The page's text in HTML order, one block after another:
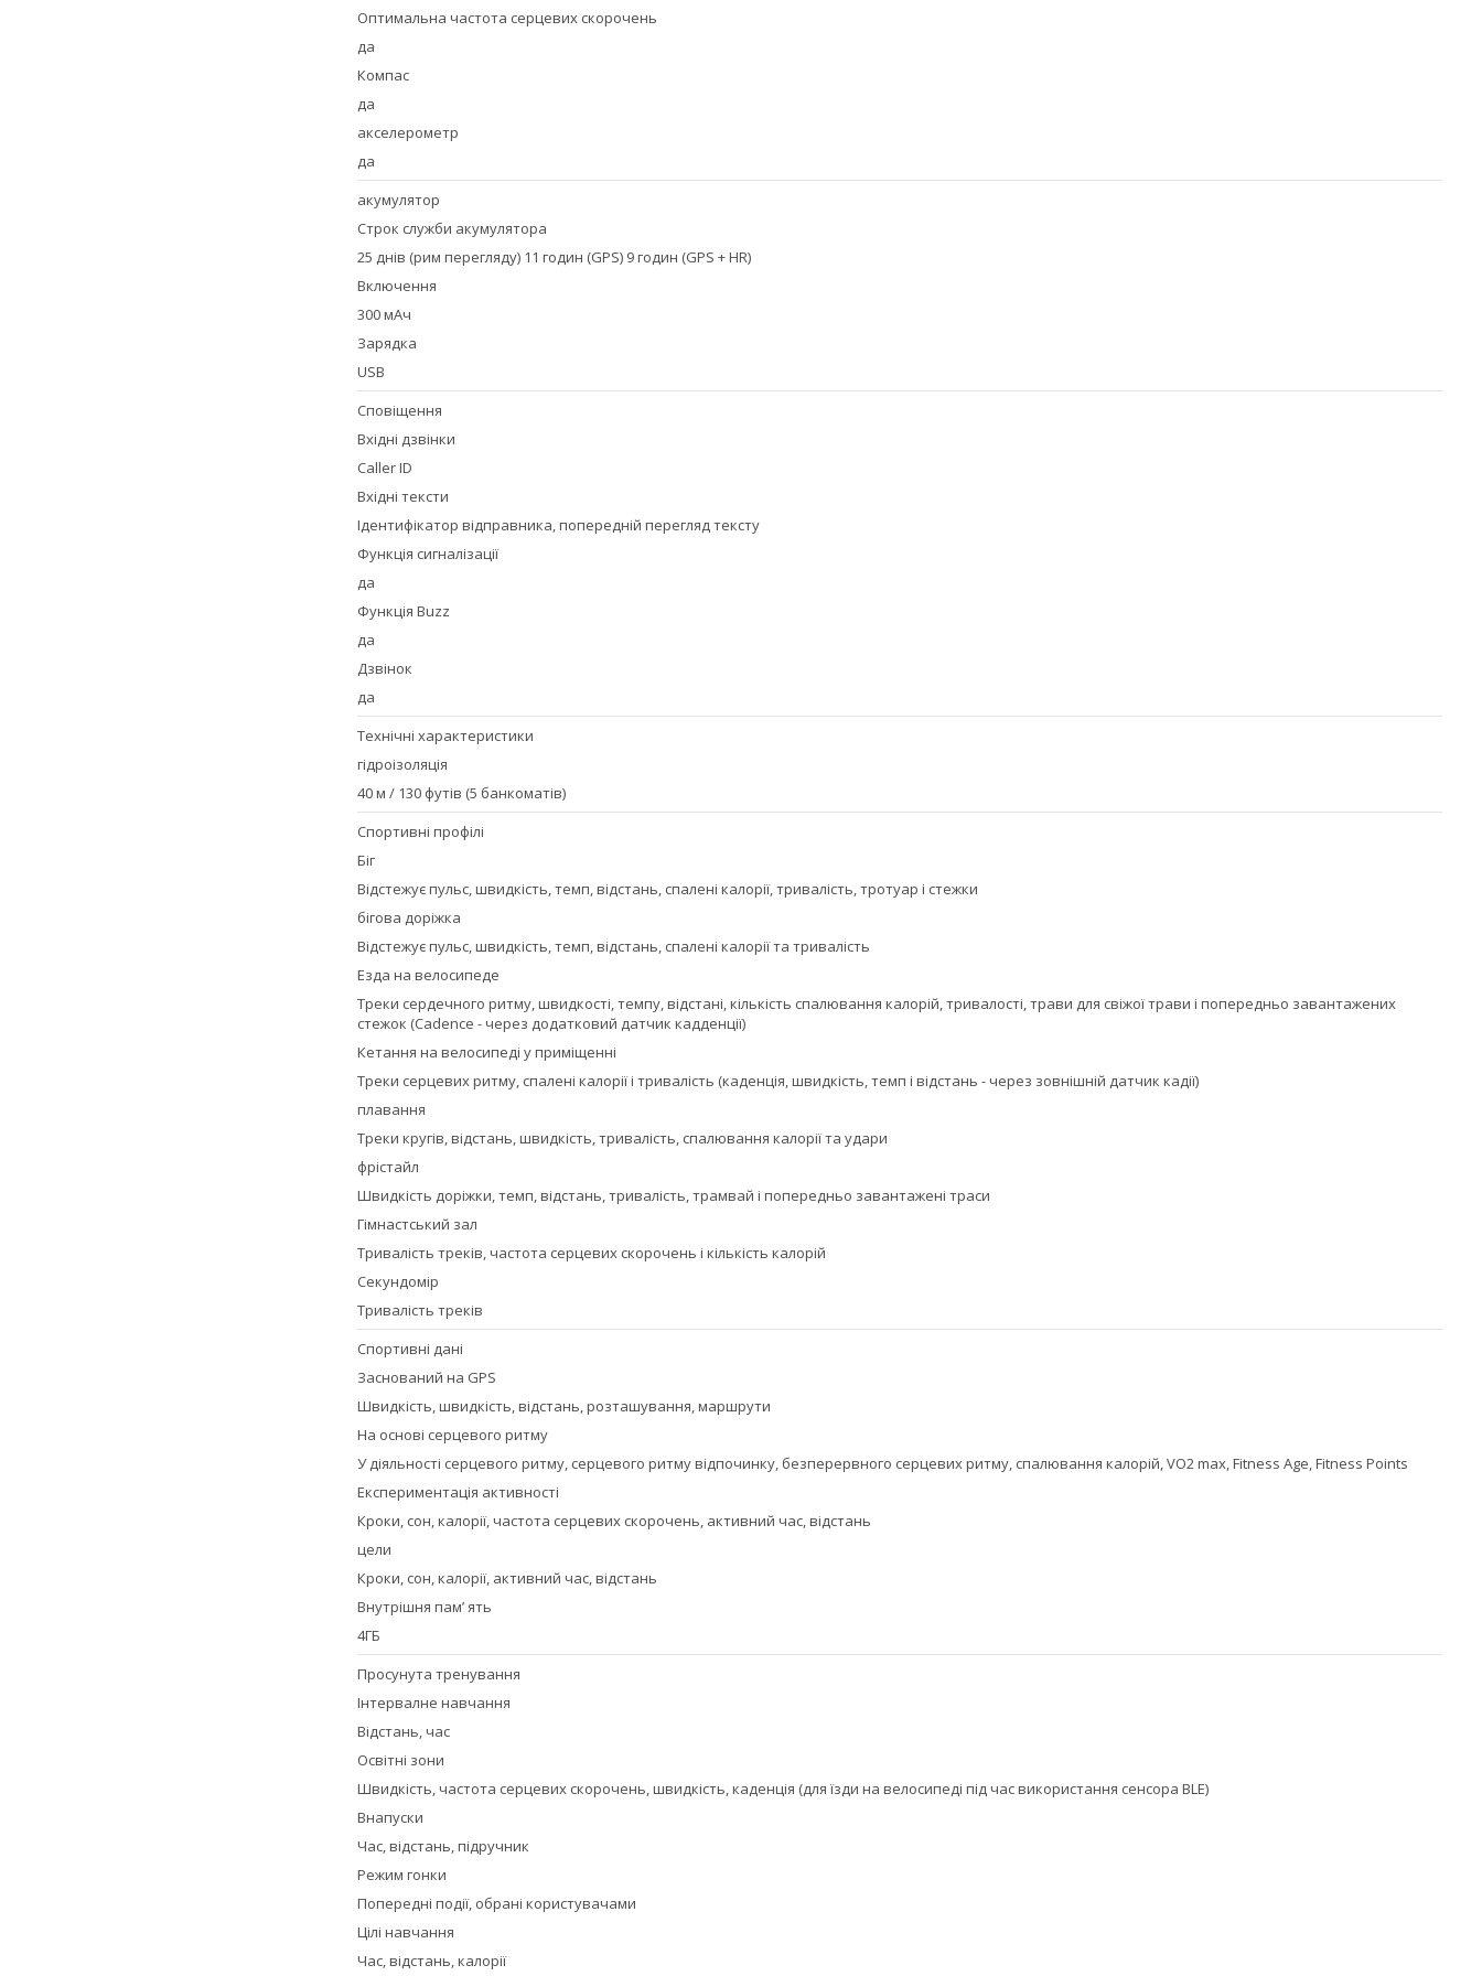
Оптимальна частота серцевих скорочень
да
Компас
да
акселерометр
да
акумулятор
Строк служби акумулятора
25 днів (рим перегляду) 11 годин (GPS) 9 годин (GPS + HR)
Включення
300 мАч
Зарядка
USB
Сповіщення
Вхідні дзвінки
Caller ID
Вхідні тексти
Ідентифікатор відправника, попередній перегляд тексту
Функція сигналізації
да
Функція Buzz
да
Дзвінок
да
Технічні характеристики
гідроізоляція
40 м / 130 футів (5 банкоматів)
Спортивні профілі
Біг
Відстежує пульс, швидкість, темп, відстань, спалені калорії, тривалість, тротуар і стежки
бігова доріжка
Відстежує пульс, швидкість, темп, відстань, спалені калорії та тривалість
Езда на велосипеде
Треки сердечного ритму, швидкості, темпу, відстані, кількість спалювання калорій, тривалості, трави для свіжої трави і попередньо завантажених
стежок (Cadence - через додатковий датчик кадденції)
Кетання на велосипеді у приміщенні
Треки серцевих ритму, спалені калорії і тривалість (каденція, швидкість, темп і відстань - через зовнішній датчик кадії)
плавання
Треки кругів, відстань, швидкість, тривалість, спалювання калорії та удари
фрістайл
Швидкість доріжки, темп, відстань, тривалість, трамвай і попередньо завантажені траси
Гімнастський зал
Тривалість треків, частота серцевих скорочень і кількість калорій
Секундомір
Тривалість треків
Спортивні дані
Заснований на GPS
Швидкість, швидкість, відстань, розташування, маршрути
На основі серцевого ритму
У діяльності серцевого ритму, серцевого ритму відпочинку, безперервного серцевих ритму, спалювання калорій, VO2 max, Fitness Age, Fitness Points
Експериментація активності
Кроки, сон, калорії, частота серцевих скорочень, активний час, відстань
цели
Кроки, сон, калорії, активний час, відстань
Внутрішня пам’ ять
4ГБ
Просунута тренування
Інтервалне навчання
Відстань, час
Освітні зони
Швидкість, частота серцевих скорочень, швидкість, каденція (для їзди на велосипеді під час використання сенсора BLE)
Внапуски
Час, відстань, підручник
Режим гонки
Попередні події, обрані користувачами
Цілі навчання
Час, відстань, калорії